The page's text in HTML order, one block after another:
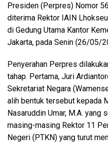
Presiden (Perpres) Nomor
diterima Rektor IAIN
di Gedung Utama Kantor
Jakarta, pada Senin (26/05/
Penyerahan Perpres
tahap. Pertama, Juri
Sekretariat Negara
alih bentuk tersebut kepada
Nasaruddin Umar, M.A. yang
masing-masing Rektor 11
Negeri (PTKN) yang turut